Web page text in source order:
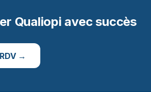
Qualiopi avec succès
→